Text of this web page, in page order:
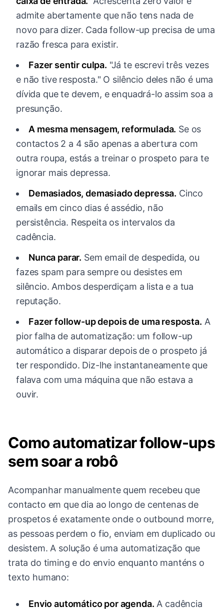
admite abertamente que não tens nada de
novo para dizer. Cada follow-up precisa de uma
razão fresca para existir.
Fazer sentir culpa. "Já te escrevi três vezes
e não tive resposta." O silêncio deles não é uma
dívida que te devem, e enquadrá-lo assim soa a
presunção.
A mesma mensagem, reformulada. Se os
contactos 2 a 4 são apenas a abertura com
outra roupa, estás a treinar o prospeto para te
ignorar mais depressa.
Demasiados, demasiado depressa. Cinco
emails em cinco dias é assédio, não
persistência. Respeita os intervalos da
cadência.
Nunca parar. Sem email de despedida, ou
fazes spam para sempre ou desistes em
silêncio. Ambos desperdiçam a lista e a tua
reputação.
Fazer follow-up depois de uma resposta. A
pior falha de automatização: um follow-up
automático a disparar depois de o prospeto já
ter respondido. Diz-lhe instantaneamente que
falava com uma máquina que não estava a
ouvir.
Como automatizar follow-ups
sem soar a robô
Acompanhar manualmente quem recebeu que
contacto em que dia ao longo de centenas de
prospetos é exatamente onde o outbound morre,
as pessoas perdem o fio, enviam em duplicado ou
desistem. A solução é uma automatização que
trata do timing e do envio enquanto manténs o
texto humano:
Envio automático por agenda. A cadência